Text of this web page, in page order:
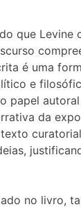
que Levine
é uma
e
papel
da
no livro,